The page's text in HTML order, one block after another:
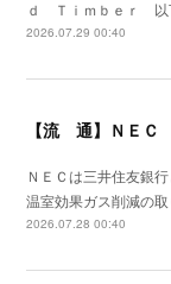
ｄ Ｔｉｍｂｅｒ 以
2026.07.29 00:40
ＮＥＣは三井住友銀
温室効果ガス削減の
2026.07.28 00:40